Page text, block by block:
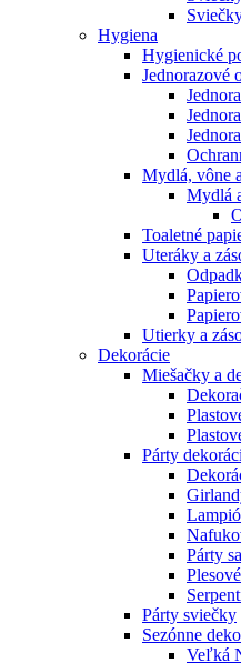
Hygiena
Hygienické
Jednorazové
Mydlá, vône
Mydlá
Toaletné
Uteráky a
Utierky a
Dekorácie
Miešačky a
Párty
Párty
Párty sviečky
Sezónne
Veľká